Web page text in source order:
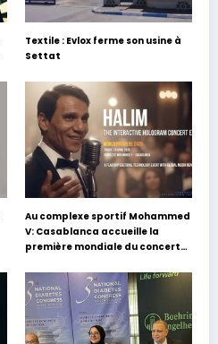
Textile : Evlox ferme son usine à
Settat
Au complexe sportif Mohammed
V: Casablanca accueille la
première mondiale du concert
Hafez